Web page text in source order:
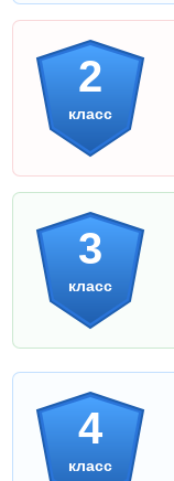
2
класс
3
класс
4
класс